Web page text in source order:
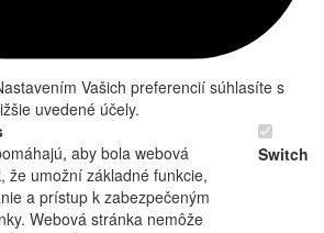
Vašich preferencií súhlasíte s
uvedené účely.
aby bola webová
že umožní základné funkcie,
a prístup k zabezpečeným
Webová stránka nemôže
Switch